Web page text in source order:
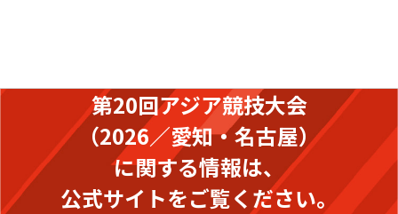
第20回アジア競技大会
（2026／愛知・名古屋）
に関する情報は、
公式サイトをご覧ください。